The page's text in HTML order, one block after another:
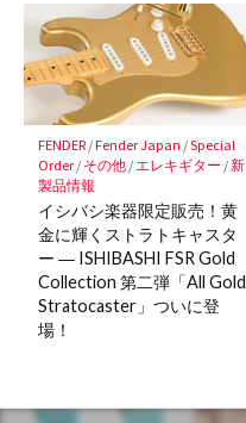
FENDER/Fender Japan /Special
Order/ その他/エレキギター /新
製品情報
イシバシ楽器限定販売！黄
金に輝くストラトキャスタ
ー ― ISHIBASHI FSR Gold
Collection 第二弾「All Gold
Stratocaster」ついに登
場！